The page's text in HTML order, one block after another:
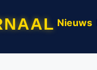
Nieuws